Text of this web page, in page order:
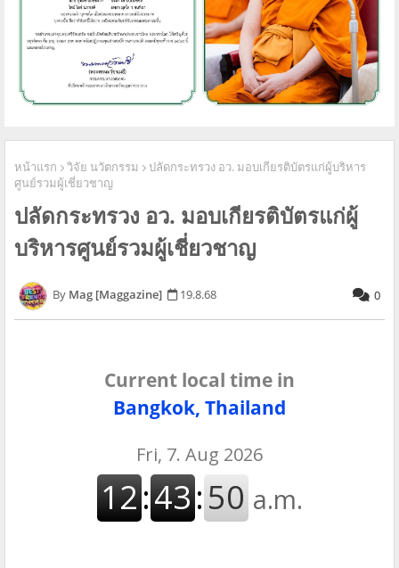
หน้าแรก วิจัย นวัตกรรม
ปลัดกระทรวง อว. มอบเกียรติบัตรแก่ผู้บริหาร
ศูนย์รวมผู้เชี่ยวชาญ
ปลัดกระทรวง อว. มอบเกียรติบัตรแก่ผู้
บริหารศูนย์รวมผู้เชี่ยวชาญ
Mag [Maggazine] 19.8.68 0
Current local time in
Bangkok, Thailand